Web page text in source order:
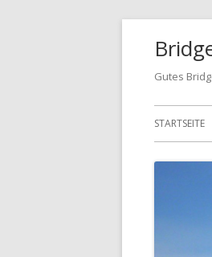
Gutes
Menü
STARTSEITE